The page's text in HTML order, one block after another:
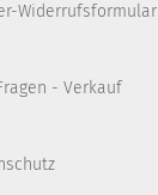
Widerrufsformular
- Verkauf